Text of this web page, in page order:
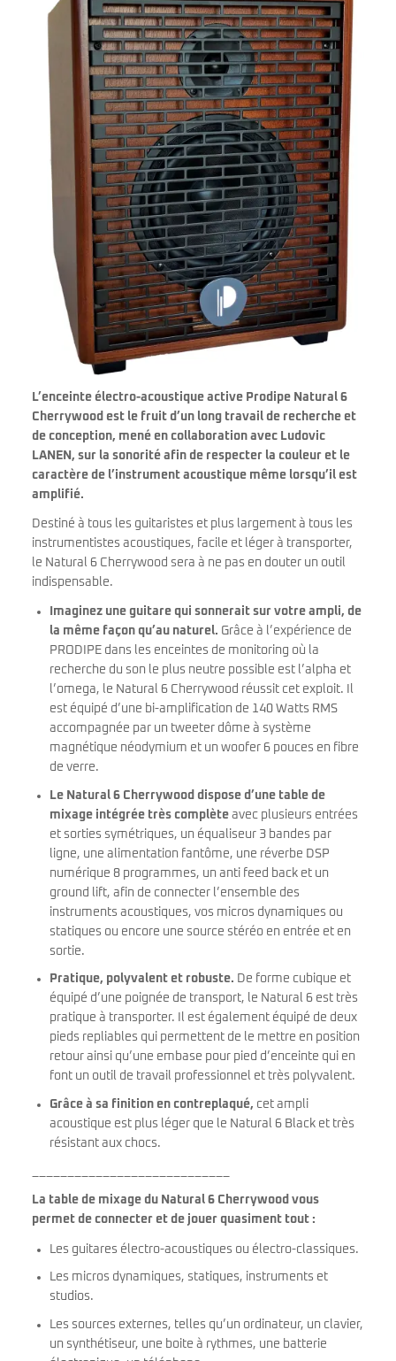
L’enceinte électro-acoustique active Prodipe Natural 6
Cherrywood est le fruit d’un long travail de recherche et
de conception, mené en collaboration avec Ludovic
LANEN, sur la sonorité afin de respecter la couleur et le
caractère de l’instrument acoustique même lorsqu’il est
amplifié.
Destiné à tous les guitaristes et plus largement à tous les
instrumentistes acoustiques, facile et léger à transporter,
le Natural 6 Cherrywood sera à ne pas en douter un outil
indispensable.
Imaginez une guitare qui sonnerait sur votre ampli, de
la même façon qu’au naturel. Grâce à l’expérience de
PRODIPE dans les enceintes de monitoring où la
recherche du son le plus neutre possible est l’alpha et
l’omega, le Natural 6 Cherrywood réussit cet exploit. Il
est équipé d’une bi-amplification de 140 Watts RMS
accompagnée par un tweeter dôme à système
magnétique néodymium et un woofer 6 pouces en fibre
de verre.
Le Natural 6 Cherrywood dispose d’une table de
mixage intégrée très complète avec plusieurs entrées
et sorties symétriques, un équaliseur 3 bandes par
ligne, une alimentation fantôme, une réverbe DSP
numérique 8 programmes, un anti feed back et un
ground lift, afin de connecter l’ensemble des
instruments acoustiques, vos micros dynamiques ou
statiques ou encore une source stéréo en entrée et en
sortie.
Pratique, polyvalent et robuste. De forme cubique et
équipé d’une poignée de transport, le Natural 6 est très
pratique à transporter. Il est également équipé de deux
pieds repliables qui permettent de le mettre en position
retour ainsi qu’une embase pour pied d’enceinte qui en
font un outil de travail professionnel et très polyvalent.
Grâce à sa finition en contreplaqué, cet ampli
acoustique est plus léger que le Natural 6 Black et très
résistant aux chocs.
La table de mixage du Natural 6 Cherrywood vous
permet de connecter et de jouer quasiment tout :
Les guitares électro-acoustiques ou électro-classiques.
Les micros dynamiques, statiques, instruments et
studios.
Les sources externes, telles qu’un ordinateur, un clavier,
un synthétiseur, une boite à rythmes, une batterie